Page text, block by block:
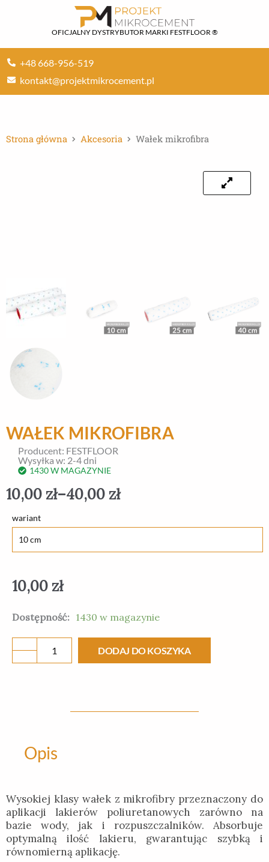
OFICJALNY DYSTRYBUTOR MARKI FESTFLOOR ®
+48 668-956-519
kontakt@projektmikrocement.pl
Strona główna Akcesoria Wałek mikrofibra
WAŁEK MIKROFIBRA
Producent: FESTFLOOR
Wysyłka w: 2-4 dni
1430 W MAGAZYNIE
10,00 zł–40,00 zł
wariant
10,00 zł
Dostępność: 1430 w magazynie
ilość
mikrofibra
DODAJ DO KOSZYKA
Opis
Wysokiej klasy wałek z mikrofibry przeznaczony do
aplikacji lakierów poliuretanowych zarówno na
bazie wody, jak i rozpuszczalników. Absorbuje
optymalną ilość lakieru, gwarantując szybką i
równomierną aplikację.